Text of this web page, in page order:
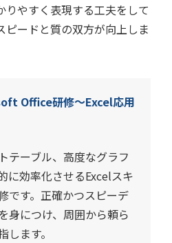
りやすく表現する工夫をして
ピードと質の双方が向上しま
Office研修～Excel応用
テーブル、高度なグラフ
に効率化させるExcelスキ
です。正確かつスピーデ
身につけ、周囲から頼ら
ます。